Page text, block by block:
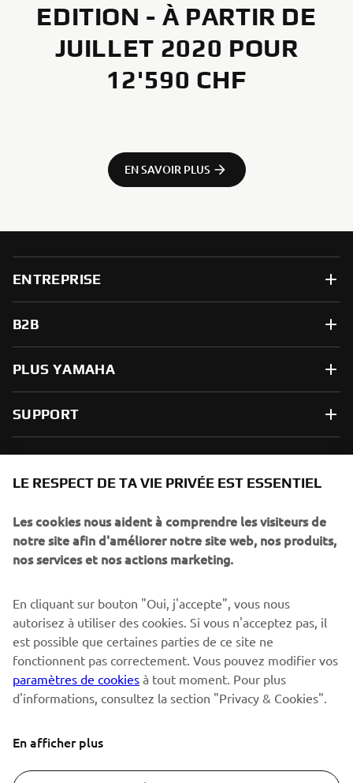
EDITION - À PARTIR DE
JUILLET 2020 POUR
12'590 CHF
EN SAVOIR PLUS
ENTREPRISE
B2B
PLUS YAMAHA
SUPPORT
spéciaux, les lancements de produits, etc.
S'ABONNER
Lisez notre politique de confidentialité pour savoir comment
nous traitons vos données personnelles : Politique de
Confidentialité
LE RESPECT DE TA VIE PRIVÉE EST ESSENTIEL
Les cookies nous aident à comprendre les visiteurs de
notre site afin d'améliorer notre site web, nos produits,
nos services et nos actions marketing.
En cliquant sur bouton "Oui, j'accepte", vous nous
autorisez à utiliser des cookies. Si vous n'acceptez pas, il
est possible que certaines parties de ce site ne
fonctionnent pas correctement. Vous pouvez modifier vos
paramètres de cookies à tout moment. Pour plus
d'informations, consultez la section "Privacy & Cookies".
En afficher plus